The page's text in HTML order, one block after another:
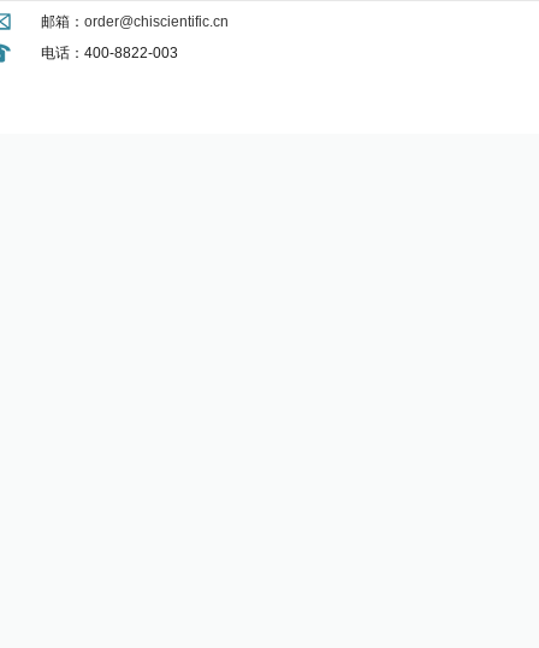
邮箱： order@chiscientific.cn
电话：400-8822-003